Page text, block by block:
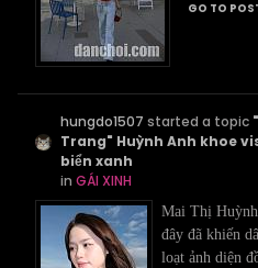
GO TO
hungdo1507 started a topic
Trang" Huỳnh Anh khoe
biển xanh
inGÁI XINH
Mai Thị
đây đã khiến
loạt ảnh diện